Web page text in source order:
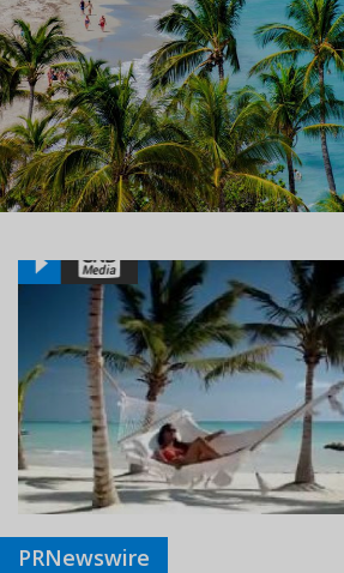
PRNewswire